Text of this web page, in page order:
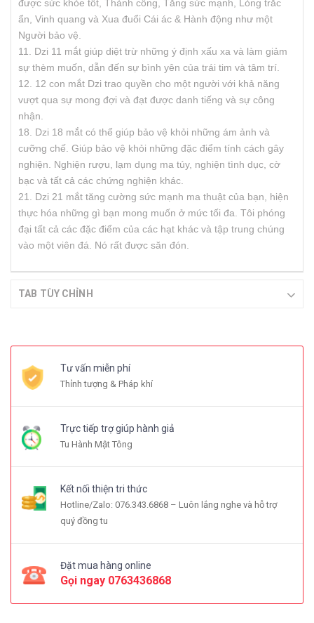
được sức khỏe tốt, Thành công, Tăng sức mạnh, Lòng trắc
ẩn, Vinh quang và Xua đuổi Cái ác & Hành động như một
Người bảo vệ.
11. Dzi 11 mắt giúp diệt trừ những ý định xấu xa và làm giảm
sự thèm muốn, dẫn đến sự bình yên của trái tim và tâm trí.
12. 12 con mắt Dzi trao quyền cho một người với khả năng
vượt qua sự mong đợi và đạt được danh tiếng và sự công
nhận.
18. Dzi 18 mắt có thể giúp bảo vệ khỏi những ám ảnh và
cưỡng chế. Giúp bảo vệ khỏi những đặc điểm tính cách gây
nghiện. Nghiện rượu, lạm dụng ma túy, nghiện tình dục, cờ
bạc và tất cả các chứng nghiện khác.
21. Dzi 21 mắt tăng cường sức mạnh ma thuật của bạn, hiện
thực hóa những gì bạn mong muốn ở mức tối đa. Tôi phóng
đại tất cả các đặc điểm của các hạt khác và tập trung chúng
vào một viên đá. Nó rất được săn đón.
TAB TÙY CHỈNH
Tư vấn miễn phí
Thỉnh tượng & Pháp khí
Trực tiếp trợ giúp hành giả
Tu Hành Mật Tông
Kết nối thiện tri thức
Hotline/Zalo: 076.343.6868 – Luôn lắng nghe và hỗ trợ
quý đồng tu
Đặt mua hàng online
Gọi ngay 0763436868